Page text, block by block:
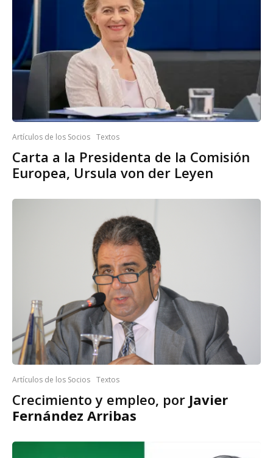
Artículos de los Socios Textos
Carta a la Presidenta de la Comisión
Europea, Ursula von der Leyen
Artículos de los Socios Textos
Crecimiento y empleo, por Javier
Fernández Arribas